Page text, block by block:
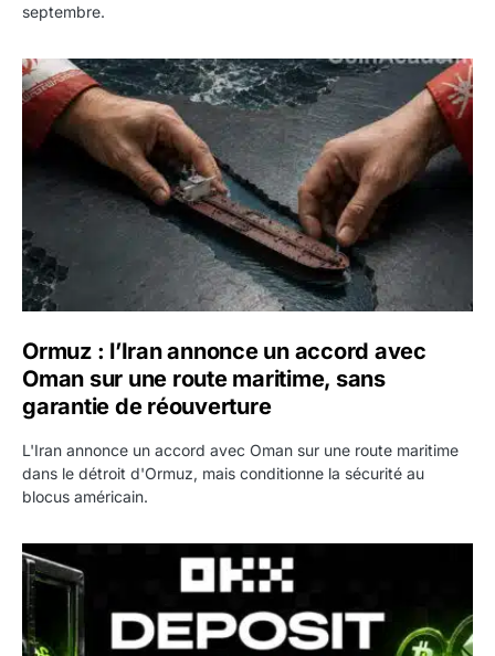
septembre.
Ormuz : l’Iran annonce un accord avec Oman sur une
Ormuz : l’Iran annonce un accord avec
Oman sur une route maritime, sans
garantie de réouverture
L'Iran annonce un accord avec Oman sur une route maritime
dans le détroit d'Ormuz, mais conditionne la sécurité au
blocus américain.
OKX relance une campagne Deposit Bonus : jusqu’à 5